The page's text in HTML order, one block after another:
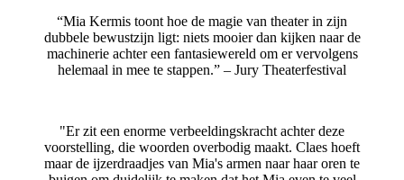
“Mia Kermis toont hoe de magie van theater in zijn
dubbele bewustzijn ligt: niets mooier dan kijken naar de
machinerie achter een fantasiewereld om er vervolgens
helemaal in mee te stappen.” – Jury Theaterfestival
"Er zit een enorme verbeeldingskracht achter deze
voorstelling, die woorden overbodig maakt. Claes hoeft
maar de ijzerdraadjes van Mia's armen naar haar oren te